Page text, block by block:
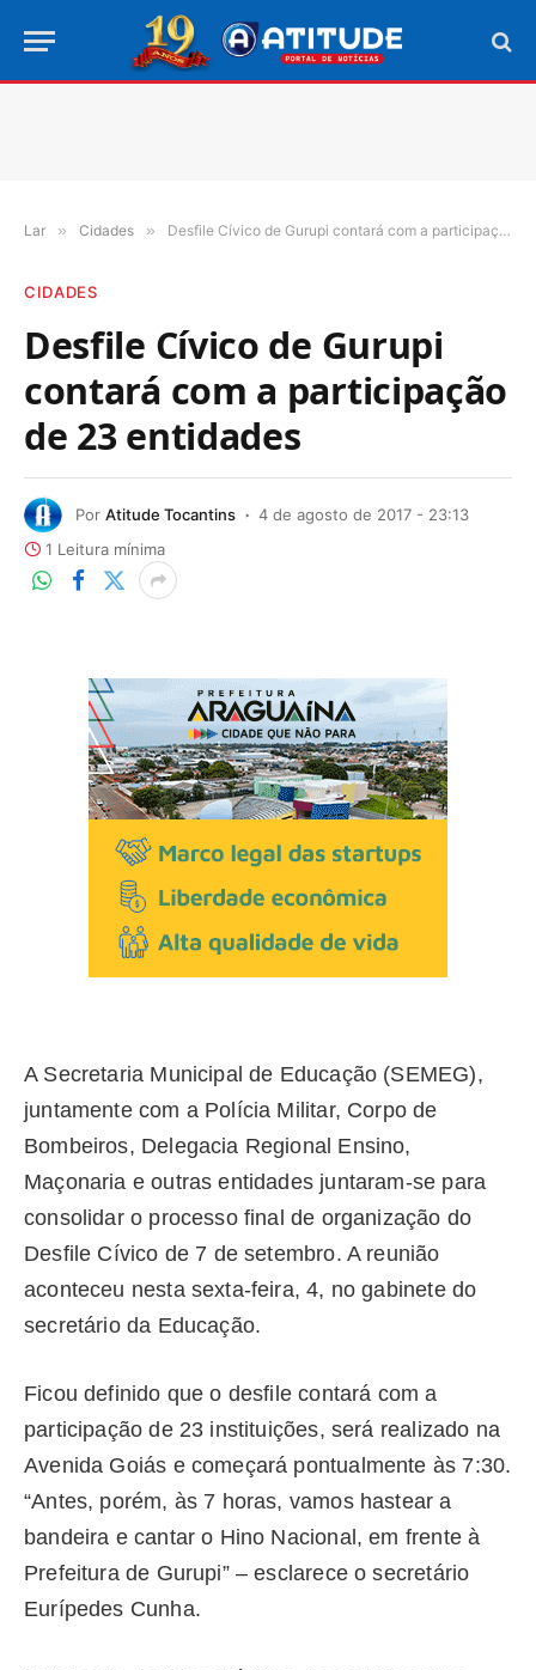
Lar » Cidades » Desfile Cívico de Gurupi contará com a participação de 23 entidades
CIDADES
Desfile Cívico de Gurupi
contará com a participação
de 23 entidades
Por Atitude Tocantins
4 de agosto de 2017 - 23:13
1 Leitura mínima
A Secretaria Municipal de Educação (SEMEG),
juntamente com a Polícia Militar, Corpo de
Bombeiros, Delegacia Regional Ensino,
Maçonaria e outras entidades juntaram-se para
consolidar o processo final de organização do
Desfile Cívico de 7 de setembro. A reunião
aconteceu nesta sexta-feira, 4, no gabinete do
secretário da Educação.
Ficou definido que o desfile contará com a
participação de 23 instituições, será realizado na
Avenida Goiás e começará pontualmente às 7:30.
“Antes, porém, às 7 horas, vamos hastear a
bandeira e cantar o Hino Nacional, em frente à
Prefeitura de Gurupi” – esclarece o secretário
Eurípedes Cunha.